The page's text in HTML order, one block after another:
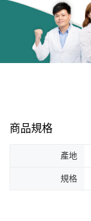
商品規格
產地
規格